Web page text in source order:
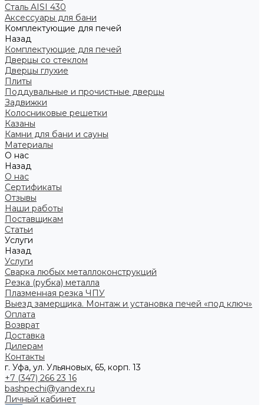
Сталь AISI 430
Аксессуары для бани
Комплектующие для печей
Назад
Комплектующие для печей
Дверцы со стеклом
Дверцы глухие
Плиты
Поддувальные и прочистные дверцы
Задвижки
Колосниковые решетки
Казаны
Камни для бани и сауны
Материалы
О нас
Назад
О нас
Сертификаты
Отзывы
Наши работы
Поставщикам
Статьи
Услуги
Назад
Услуги
Сварка любых металлоконструкций
Резка (рубка) металла
Плазменная резка ЧПУ
Выезд замерщика. Монтаж и установка печей «под ключ»
Оплата
Возврат
Доставка
Дилерам
Контакты
г. Уфа, ул. Ульяновых, 65, корп. 13
+7 (347) 266 23 16
bashpechi@yandex.ru
Личный кабинет